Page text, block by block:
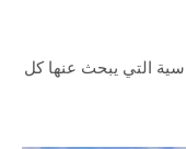
التي يبحث عنها كل